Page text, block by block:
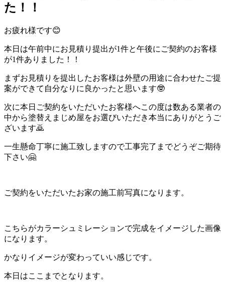
た！！
お疲れ様です😊
本日は午前中にお見積り提出が1件と午後にご契約のお客様
が1件ありました！！
まずお見積りを提出したお客様は外壁の用途に合わせたご提
案ができて自分なりに良かったと思います🤓
次に本日ご契約をいただいたお客様へこの度は数ある業者の
中から塗替えまじめ屋をお選びいただき本当にありがとうご
ざいます🙇
一生懸命丁寧に施工致しますので工事完了までどうぞご期待
下さい🤗
ご契約をいただいたお家の施工前写真になります。
こちらがカラーシュミレーションで完成をイメージした画像
になります。
かなりイメージが変わっていい感じです。
本日はここまでとなります。